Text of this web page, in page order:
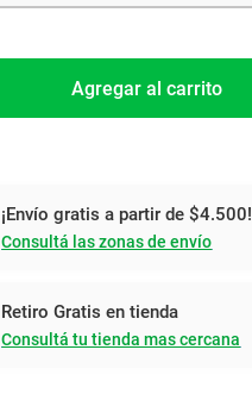
Agregar al carrito
¡Envío gratis a partir de $4.500!
Consultá las zonas de envío
Retiro Gratis en tienda
Consultá tu tienda mas cercana